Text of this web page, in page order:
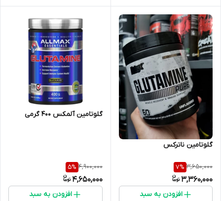
گلوتامین ناترکس
3,650,000
7%
3,360,000
افزودن به سبد
گلوتامین آلمکس ۴۰۰ گرمی
4,900,000
5%
4,650,000
افزودن به سبد